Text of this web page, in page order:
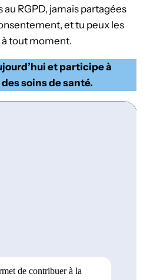
RGPD, jamais partagées
et tu peux les
tout moment.
et participe à
soins de santé.